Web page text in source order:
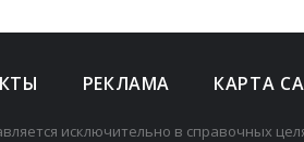
РЕКЛАМА КАРТА
исключительно в справочных